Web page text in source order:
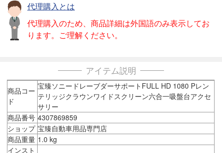
代理購入とは
代理購入のため、商品詳細は外国語のみ表示してお
ります。ご理解ください。
アイテム説明
商品コー
ド
宝臻ソニードレーブダーサポートFULL HD 1080 Pレン
テリッジクラウンワイドスクリーン六合一吸盤台アクセ
サリー
商品番号 4307869859
ショップ 宝臻自動車用品専門店
商品重量 1.0 kg
インスト